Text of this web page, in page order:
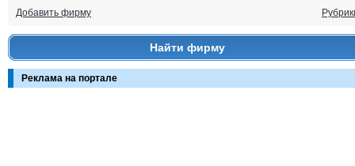
Добавить фирму
Найти фирму
Реклама на портале